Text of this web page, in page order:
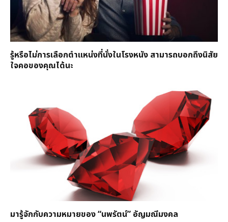
รู้หรือไม่การเลือกตำแหน่งที่นั่งในโรงหนัง สามารถบอกถึงนิสัย
ใจคอของคุณได้นะ
มารู้จักกับความหมายของ “นพรัตน์” อัญมณีมงคล